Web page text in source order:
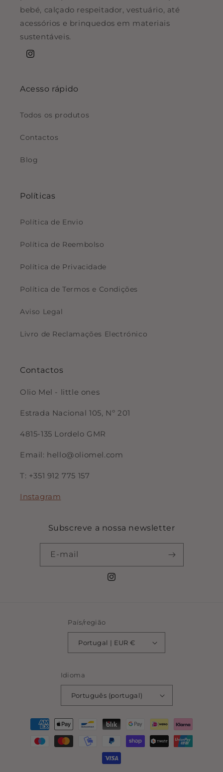
bebé, calçado respeitador, vestuário, até
acessórios e brinquedos em materiais
sustentáveis.
Instagram
Acesso rápido
Todos os produtos
Contactos
Blog
Políticas
Política de Envio
Política de Reembolso
Política de Privacidade
Política de Termos e Condições
Aviso Legal
Livro de Reclamações Electrónico
Contactos
Olio Mel - little ones
Estrada Nacional 105, Nº 201
4815-135 Lordelo GMR
Email: hello@oliomel.com
T: +351 912 775 157
Instagram
Subscreve a nossa newsletter
E-mail
Instagram
País/região
Portugal | EUR €
Idioma
Português (portugal)
Métodos
pagamento